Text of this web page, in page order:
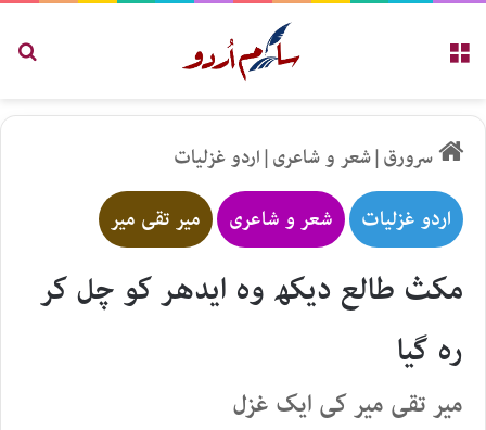
سرورق|شعر و شاعری|اردو غزلیات
اردو غزلیات شعر و شاعری میر تقی میر
مکث طالع دیکھ وہ ایدھر کو چل کر
رہ گیا
میر تقی میر کی ایک غزل